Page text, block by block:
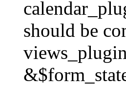
should be